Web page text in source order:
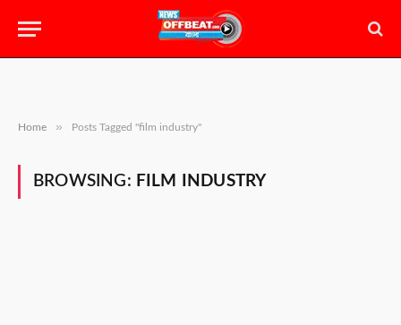
Home » Posts Tagged "film industry"
BROWSING: FILM INDUSTRY